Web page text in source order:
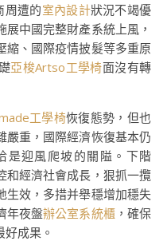
周遭的室內設計狀況不竭優
中國完整財產系統上風，
縮、國際疫情披髮等多重原
亞梭Artso工學椅面沒有轉
工學椅恢復態勢，但也
嚴重，國際經濟恢復基本仍
是迎風爬坡的關隘。下階
和經濟社會成長，狠抓一攬
生效，多措并舉穩增加穩失
年夜盤辦公室系統櫃，確保
成果。